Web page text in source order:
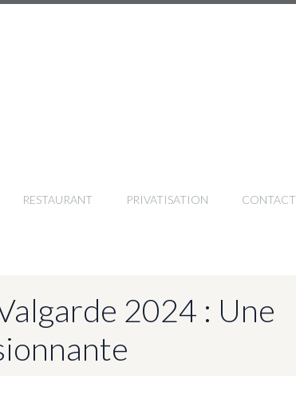
RESTAURANT PRIVATISATION CONTACT
2024 : Une